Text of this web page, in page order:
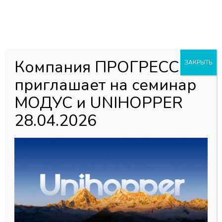
Системы выдвижения DTC
Системы металлических ящиков PURE-BOX
Системы выдвижения SUPER-RAIL
Компания ПРОГРЕСС
приглашает на семинар
МОДУС и UNIHOPPER
28.04.2026
ЗАКРЫТЬ